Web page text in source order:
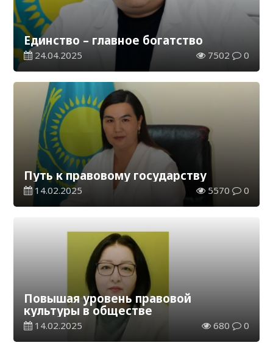
Единство – главное богатство
24.04.2025 7502 0
Путь к правовому государству
14.02.2025 5570 0
Повышая уровень правовой
культуры в обществе
14.02.2025 680 0